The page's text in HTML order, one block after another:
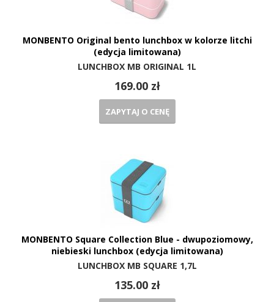
MONBENTO Original bento lunchbox w kolorze litchi
(edycja limitowana)
LUNCHBOX MB ORIGINAL 1L
169.00 zł
ZAPYTAJ O CENĘ
MONBENTO Square Collection Blue - dwupoziomowy,
niebieski lunchbox (edycja limitowana)
LUNCHBOX MB SQUARE 1,7L
135.00 zł